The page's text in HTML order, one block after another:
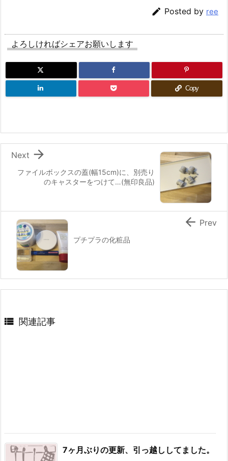
 Posted by ree
よろしければシェアお願いします
Copy
ファイルボックスの蓋(幅15cm)に、別売り
のキャスターをつけて…(無印良品)

Next
プチプラの化粧品
 Prev
 関連記事
7ヶ月ぶりの更新、引っ越ししてました。